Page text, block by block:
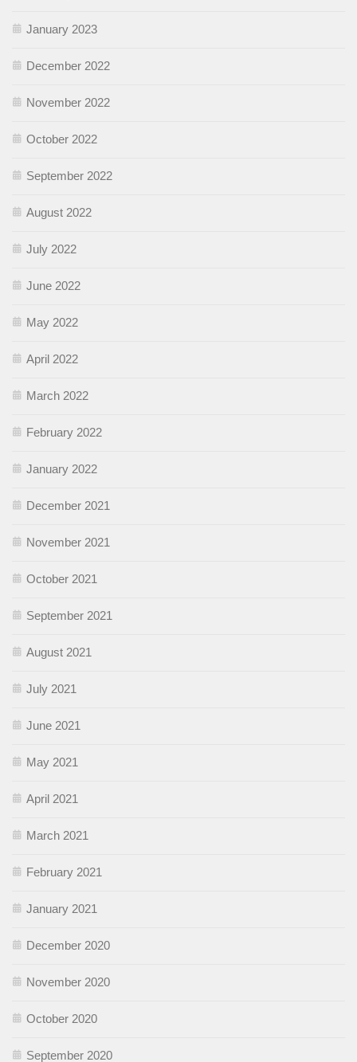
January 2023
December 2022
November 2022
October 2022
September 2022
August 2022
July 2022
June 2022
May 2022
April 2022
March 2022
February 2022
January 2022
December 2021
November 2021
October 2021
September 2021
August 2021
July 2021
June 2021
May 2021
April 2021
March 2021
February 2021
January 2021
December 2020
November 2020
October 2020
September 2020